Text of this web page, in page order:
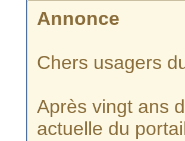
Annonce
Chers usagers
Après vingt ans
actuelle du